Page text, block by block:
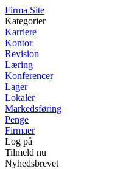
Firma Site
Kategorier
Karriere
Kontor
Revision
Læring
Konferencer
Lager
Lokaler
Markedsføring
Penge
Firmaer
Log på
Tilmeld nu
Nyhedsbrevet